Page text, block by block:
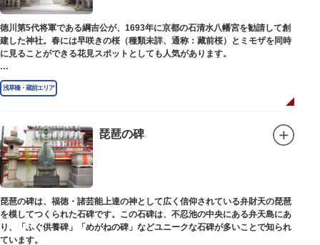
徳川第5代将軍である綱吉公が、1693年に京都の石清水八幡宮を勧請して創
建した神社。春には早咲きの桜（種類未詳、通称：藏前桜）とミモザを同時
に見ることができる花見スポットとしても人気があります。
江戸時代には勧進大相撲の開催地としても知られ、3大強豪力士の谷風、小
野川、雷電などの名力士による幾多の名勝負が繰り広げられ大いに賑わいを
見せました。また、御神輿は昭和の名工・志布景彩（しふけいさい）による
創建当初の社号は「石清水八幡宮」でしたが、1951年に「藏前神社」へと改
称しました。江戸城鬼門除の守護神ならびに徳川将軍家祈願所の一社として
尊崇され、社地は200石の朱印地を賜り、江戸を代表する名社のひとつに数
えられています。赤穂義士討ち入りの成功祈願や、落語の演目にある「元
犬」ゆかりの神社としても知られるパワースポットです。
浅草橋・蔵前エリア
琵琶の碑
琵琶の碑は、福徳・諸芸能上達の神として広く信仰されている弁財天の琵琶
を模してつくられた石碑です。この石碑は、不忍池の中央にある弁天島にあ
り、「ふぐ供養碑」「めがねの碑」などユニークな石碑が多いことで知られ
ています。